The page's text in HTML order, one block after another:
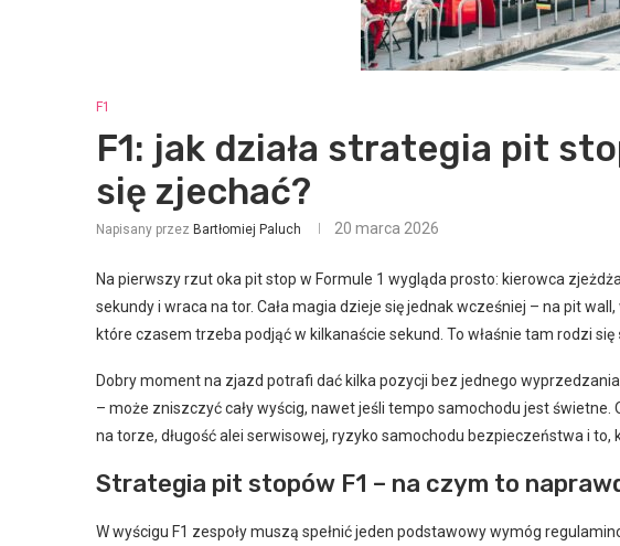
F1
F1: jak działa strategia pit
się zjechać?
Napisany przez Bartłomiej Paluch 20 marca 2026
Na pierwszy rzut oka pit stop w Formule 1 wygląda prosto: kierowca
sekundy i wraca na tor. Cała magia dzieje się jednak wcześniej – na pit
które czasem trzeba podjąć w kilkanaście sekund. To właśnie tam rodzi się
Dobry moment na zjazd potrafi dać kilka pozycji bez jednego
– może zniszczyć cały wyścig, nawet jeśli tempo samochodu jest
na torze, długość alei serwisowej, ryzyko samochodu bezpieczeństwa i to,
Strategia pit stopów F1 – na czym to
W wyścigu F1 zespoły muszą spełnić jeden podstawowy wymóg